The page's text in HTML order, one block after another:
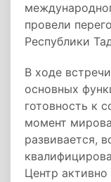
провели
Республики
В ходе
основных
готовность к
момент
развивается,
Центр